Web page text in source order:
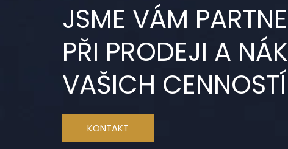
JSME VÁM
PŘI PRODEJI A
VAŠICH CENNOSTÍ
KONTAKT